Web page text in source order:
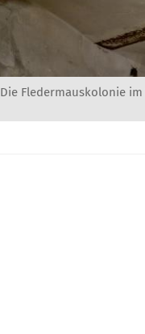
Die Fledermauskolonie